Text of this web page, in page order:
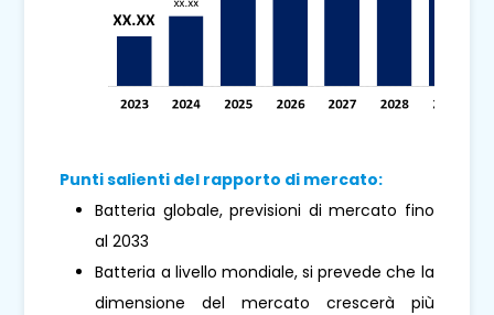
Punti salienti del rapporto di mercato:
Batteria globale, previsioni di mercato fino
al 2033
Batteria a livello mondiale, si prevede che la
dimensione del mercato crescerà più